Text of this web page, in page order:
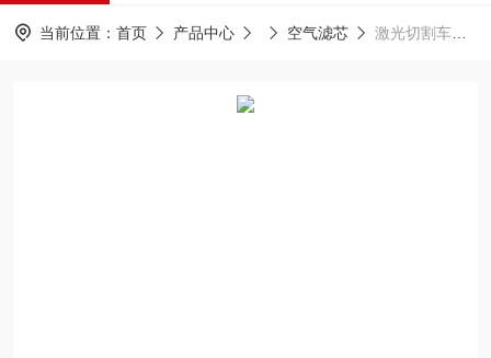
当前位置： 首页 产品中心 空气滤芯 激光切割车间专用空气滤筒350*900mm高效